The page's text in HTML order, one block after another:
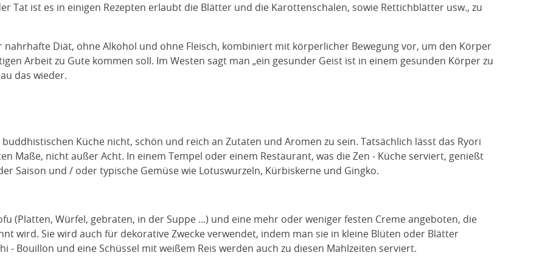
Tat ist es in einigen Rezepten erlaubt die Blätter und die Karottenschalen, sowie Rettichblätter usw., zu
Diät, ohne Alkohol und ohne Fleisch, kombiniert mit körperlicher Bewegung vor, um den Körper
Arbeit zu Gute kommen soll. Im Westen sagt man „ein gesunder Geist ist in einem gesunden Körper zu
das wieder.
Küche nicht, schön und reich an Zutaten und Aromen zu sein. Tatsächlich lässt das Ryori
Maße, nicht außer Acht. In einem Tempel oder einem Restaurant, was die Zen - Küche serviert, genießt
Saison und / oder typische Gemüse wie Lotuswurzeln, Kürbiskerne und Gingko.
(Platten, Würfel, gebraten, in der Suppe ...) und eine mehr oder weniger festen Creme angeboten, die
wird. Sie wird auch für dekorative Zwecke verwendet, indem man sie in kleine Blüten oder Blätter
- Bouillon und eine Schüssel mit weißem Reis werden auch zu diesen Mahlzeiten serviert.